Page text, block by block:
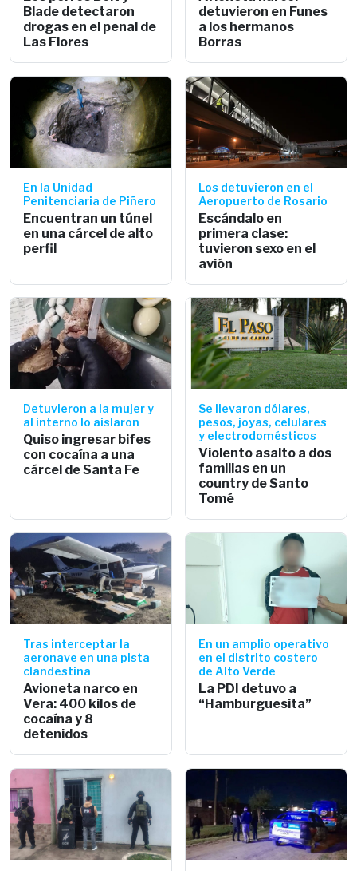
Blade detectaron
drogas en el penal de
Las Flores
detuvieron en Funes
a los hermanos
Borras
En la Unidad
Penitenciaria de Piñero
Encuentran un túnel
en una cárcel de alto
perfil
Los detuvieron en el
Aeropuerto de Rosario
Escándalo en
primera clase:
tuvieron sexo en el
avión
Detuvieron a la mujer y
al interno lo aislaron
Quiso ingresar bifes
con cocaína a una
cárcel de Santa Fe
Se llevaron dólares,
pesos, joyas, celulares
y electrodomésticos
Violento asalto a dos
familias en un
country de Santo
Tomé
Tras interceptar la
aeronave en una pista
clandestina
Avioneta narco en
Vera: 400 kilos de
cocaína y 8
detenidos
En un amplio operativo
en el distrito costero
de Alto Verde
La PDI detuvo a
“Hamburguesita”